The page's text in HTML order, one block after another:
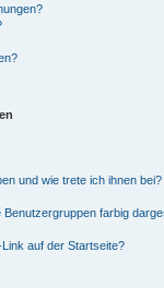
und wie trete ich ihnen bei?
farbig
auf der Startseite?